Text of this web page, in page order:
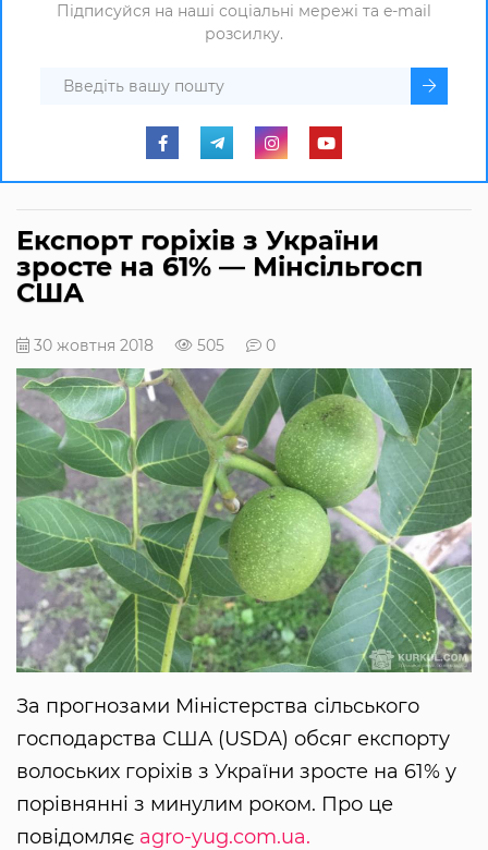
Підписуйся на наші соціальні мережі та e-mail
розсилку.
Експорт горіхів з України
зросте на 61% — Мінсільгосп
США
30 жовтня 2018 505 0
За прогнозами Міністерства сільського
господарства США (USDA) обсяг експорту
волоських горіхів з України зросте на 61% у
порівнянні з минулим роком. Про це
повідомляє agro-yug.com.ua.